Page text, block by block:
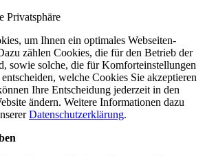
Privatsphäre
um Ihnen ein optimales Webseiten-
zählen Cookies, die für den Betrieb der
sowie solche, die für Komforteinstellungen
welche Cookies Sie akzeptieren
Ihre Entscheidung jederzeit in den
ändern. Weitere Informationen dazu
Datenschutzerklärung.